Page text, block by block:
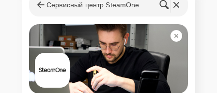
Сервисный центр SteamOne